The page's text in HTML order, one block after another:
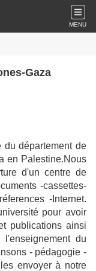
MENU
Gaza
du département de
en Palestine.Nous
d'un centre de
-cassettes-
-Internet.
pour avoir
publications ainsi
du
- pédagogie -
envoyer à notre